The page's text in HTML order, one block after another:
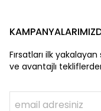
Fırsatları ilk
ve avantajlı